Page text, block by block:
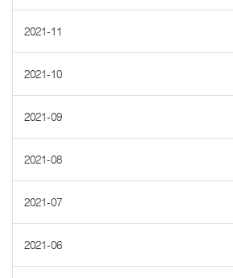
2021-11
2021-10
2021-09
2021-08
2021-07
2021-06